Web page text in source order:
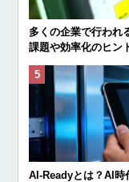
多くの企業で行われ
課題や効率化のヒン
AI-Readyとは？AI時